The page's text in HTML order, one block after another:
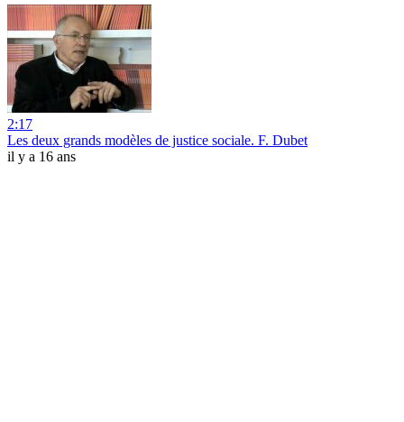
2:17
Les deux grands modèles de justice sociale. F. Dubet
il y a 16 ans